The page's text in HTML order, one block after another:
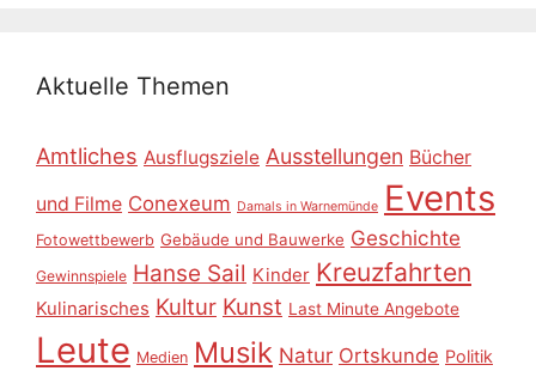
Aktuelle Themen
Amtliches Ausflugsziele Ausstellungen Bücher
und Filme Conexeum Damals in Warnemünde Events
Fotowettbewerb Gebäude und Bauwerke Geschichte
Gewinnspiele Hanse Sail Kinder Kreuzfahrten
Kulinarisches Kultur Kunst Last Minute Angebote
Leute Medien Musik Natur Ortskunde Politik